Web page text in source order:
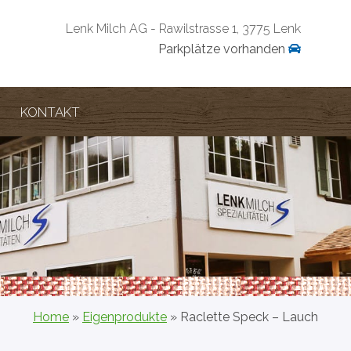
Lenk Milch AG - Rawilstrasse 1, 3775 Lenk
Parkplätze vorhanden
KONTAKT
Home » Eigenprodukte » Raclette Speck – Lauch